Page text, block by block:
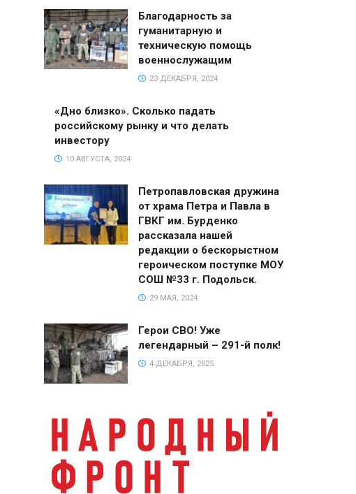
Благодарность за
гуманитарную и
техническую помощь
военнослужащим
23 ДЕКАБРЯ, 2024
«Дно близко». Сколько падать
российскому рынку и что делать
инвестору
10 АВГУСТА, 2024
Петропавловская дружина
от храма Петра и Павла в
ГВКГ им. Бурденко
рассказала нашей
редакции о бескорыстном
героическом поступке МОУ
СОШ №33 г. Подольск.
29 МАЯ, 2024
Герои СВО! Уже
легендарный – 291-й полк!
4 ДЕКАБРЯ, 2025